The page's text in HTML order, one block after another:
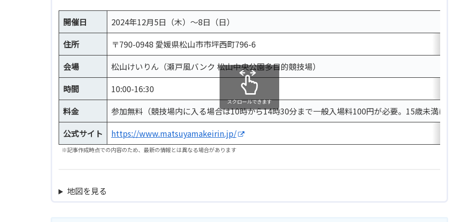
開催日
2024年12月5日（木）～8日（日）
住所
〒790-0948 愛媛県松山市市坪西町796-6
会場
松山けいりん（瀬戸風バンク 松山中央公園多目的競技場）
時間
10:00-16:30
料金
参加無料（競技場内に入る場合は10時から14時30分まで一般入場料100円が必要。15歳未満は無料）
公式サイト
https://www.matsuyamakeirin.jp/
スクロールできます
※記事作成時点での内容のため、最新の情報とは異なる場合があります
地図を見る